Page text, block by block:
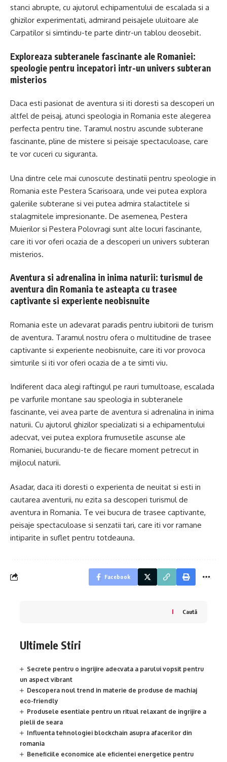
stanci abrupte, cu ajutorul echipamentului de escalada si a
ghizilor experimentati, admirand peisajele uluitoare ale
Carpatilor si simtindu-te parte dintr-un tablou deosebit.
Exploreaza subteranele fascinante ale Romaniei:
speologie pentru incepatori intr-un univers subteran
misterios
Daca esti pasionat de aventura si iti doresti sa descoperi un
altfel de peisaj, atunci speologia in Romania este alegerea
perfecta pentru tine. Taramul nostru ascunde subterane
fascinante, pline de mistere si peisaje spectaculoase, care
te vor cuceri cu siguranta.
Una dintre cele mai cunoscute destinatii pentru speologie in
Romania este Pestera Scarisoara, unde vei putea explora
galeriile subterane si vei putea admira stalactitele si
stalagmitele impresionante. De asemenea, Pestera
Muierilor si Pestera Polovragi sunt alte locuri fascinante,
care iti vor oferi ocazia de a descoperi un univers subteran
misterios.
Aventura si adrenalina in inima naturii: turismul de
aventura din Romania te asteapta cu trasee
captivante si experiente neobisnuite
Romania este un adevarat paradis pentru iubitorii de turism
de aventura. Taramul nostru ofera o multitudine de trasee
captivante si experiente neobisnuite, care iti vor provoca
simturile si iti vor oferi ocazia de a te simti viu.
Indiferent daca alegi raftingul pe rauri tumultoase, escalada
pe varfurile montane sau speologia in subteranele
fascinante, vei avea parte de aventura si adrenalina in inima
naturii. Cu ajutorul ghizilor specializati si a echipamentului
adecvat, vei putea explora frumusetile ascunse ale
Romaniei, bucurandu-te de fiecare moment petrecut in
mijlocul naturii.
Asadar, daca iti doresti o experienta de neuitat si esti in
cautarea aventurii, nu ezita sa descoperi turismul de
aventura in Romania. Te vei bucura de trasee captivante,
peisaje spectaculoase si senzatii tari, care iti vor ramane
intiparite in suflet pentru totdeauna.
Facebook
Caută
Ultimele Stiri
Secrete pentru o ingrijire adecvata a parului vopsit pentru
un aspect vibrant
Descopera noul trend in materie de produse de machiaj
eco-friendly
Produsele esentiale pentru un ritual relaxant de ingrijire a
pielii de seara
Influenta tehnologiei blockchain asupra afacerilor din
romania
Beneficiile economice ale eficientei energetice pentru